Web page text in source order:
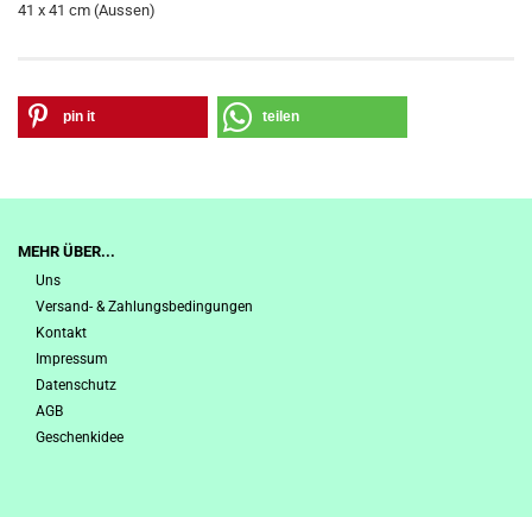
41 x 41 cm (Aussen)
pin it teilen
MEHR ÜBER...
Uns
Versand- & Zahlungsbedingungen
Kontakt
Impressum
Datenschutz
AGB
Geschenkidee